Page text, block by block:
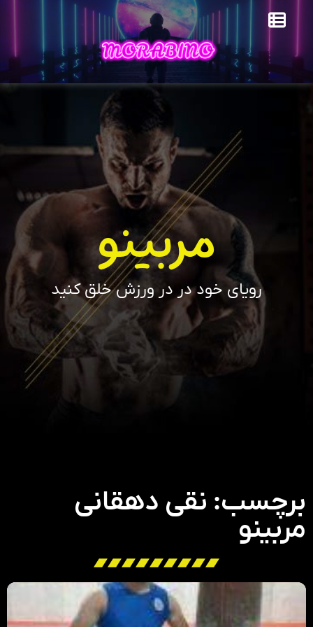
مربینو
رویای خود در در ورزش خلق کنید
برچسب: نقی دهقانی
مربینو